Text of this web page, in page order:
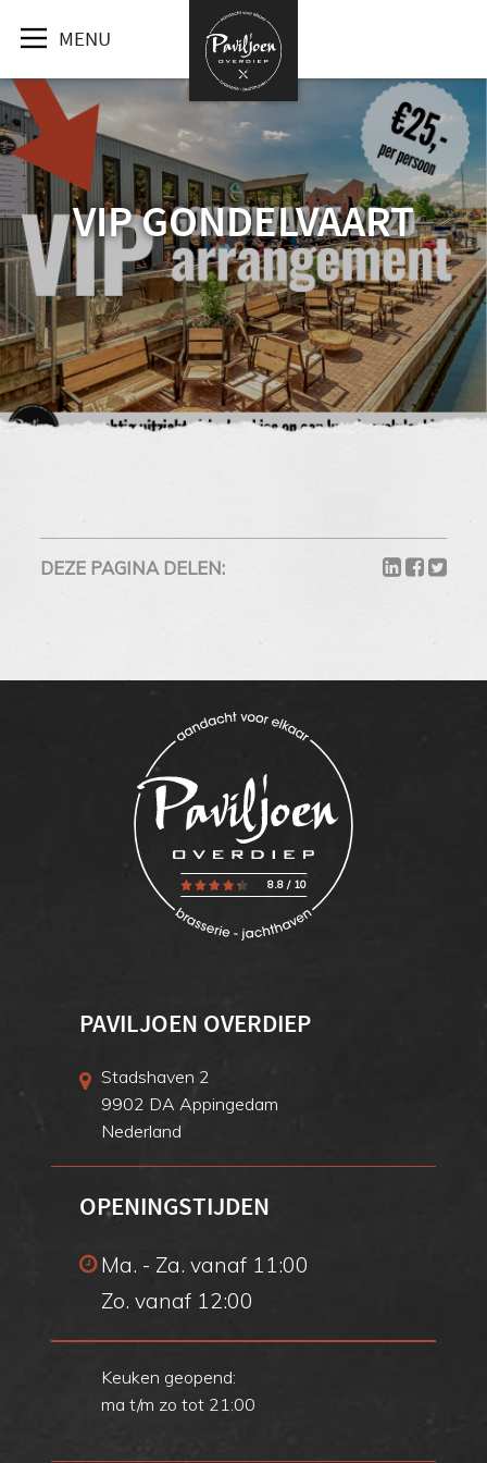
MENU
VIP GONDELVAART
DEZE PAGINA DELEN:
8.8/ 10
PAVILJOEN OVERDIEP
Stadshaven 2
9902 DA Appingedam
Nederland
OPENINGSTIJDEN
Ma. - Za. vanaf 11:00
Zo. vanaf 12:00
Keuken geopend:
ma t/m zo tot 21:00